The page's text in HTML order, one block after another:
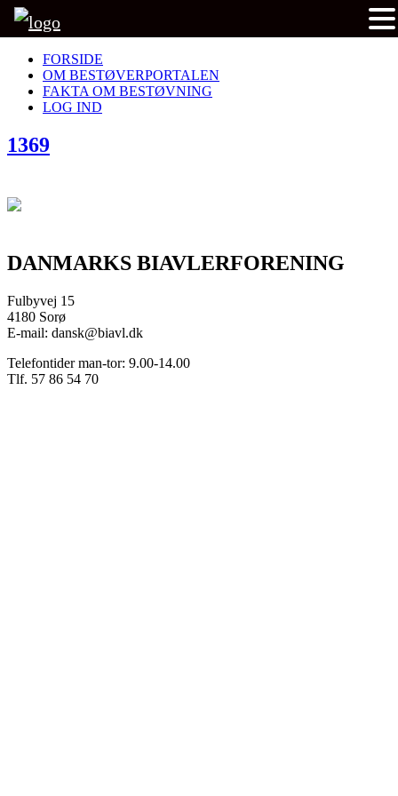
FORSIDE
OM BESTØVERPORTALEN
FAKTA OM BESTØVNING
LOG IND
1369
DANMARKS BIAVLERFORENING
Fulbyvej 15
4180 Sorø
E-mail: dansk@biavl.dk
Telefontider man-tor: 9.00-14.00
Tlf. 57 86 54 70